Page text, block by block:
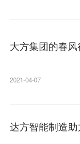
大方集团的春
2021-04-07
达方智能制造